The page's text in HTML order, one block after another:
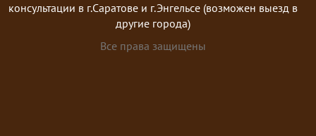
консультации в г.Саратове и г.Энгельсе (возможен выезд в
другие города)
Все права защищены